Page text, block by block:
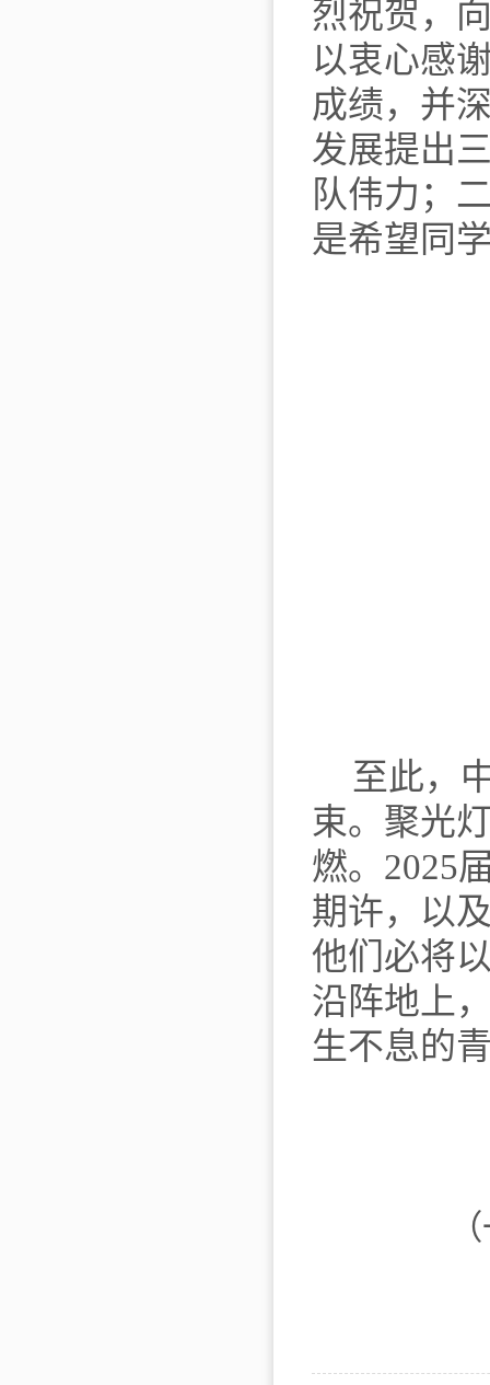
烈祝贺，
以衷心感
成绩， 并
发展提出
队伟力；
是希望同
至此，
束。聚光
燃。 2025
期许，以
他们必将
沿阵地上
生不息的